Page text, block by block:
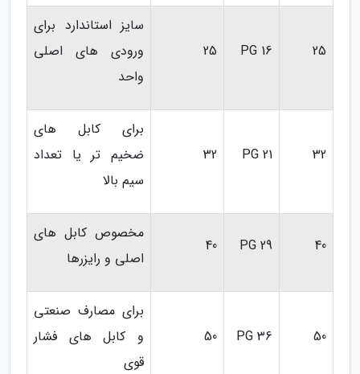
25
PG 16
25
سایز استاندارد برای
ورودی های اصلی
واحد
32
PG 21
32
برای کابل های
ضخیم تر یا تعداد
سیم بالا
40
PG 29
40
مخصوص کابل های
اصلی و رایزرها
50
PG 36
50
برای مصارف صنعتی
و کابل های فشار
قوی